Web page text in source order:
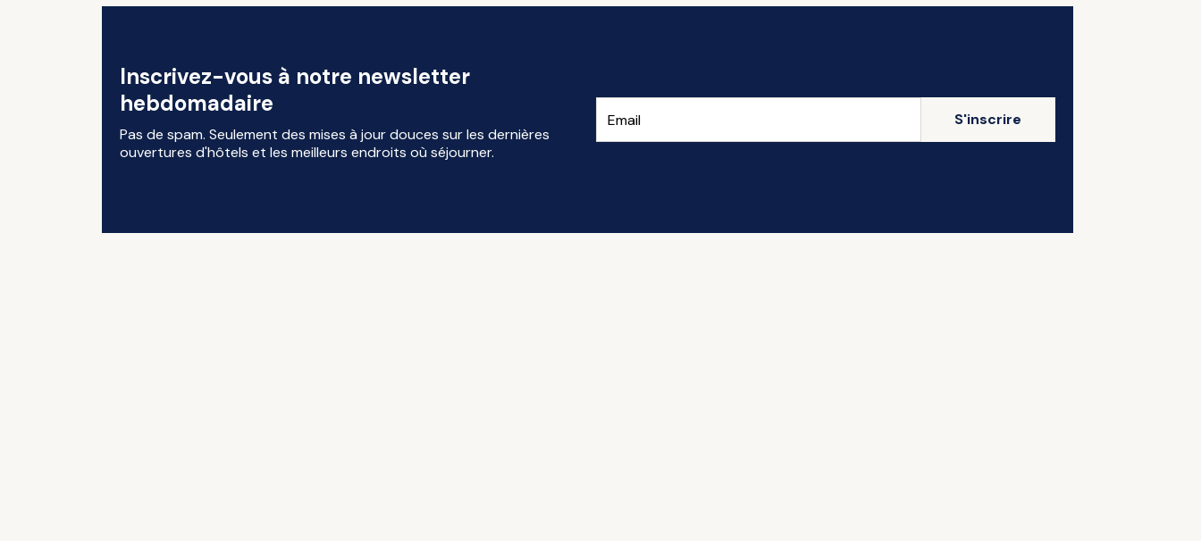
Inscrivez-vous à notre newsletter
hebdomadaire
Pas de spam. Seulement des mises à jour douces sur les dernières
ouvertures d'hôtels et les meilleurs endroits où séjourner.
S'inscrire